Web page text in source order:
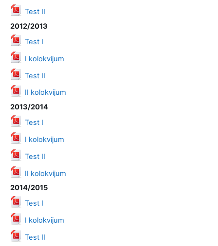
Test II
Datoteka
2012/2013
Test I
Datoteka
I kolokvijum
Datoteka
Test II
Datoteka
II kolokvijum
Datoteka
2013/2014
Test I
Datoteka
I kolokvijum
Datoteka
Test II
Datoteka
II kolokvijum
Datoteka
2014/2015
Test I
Datoteka
I kolokvijum
Datoteka
Test II
Datoteka